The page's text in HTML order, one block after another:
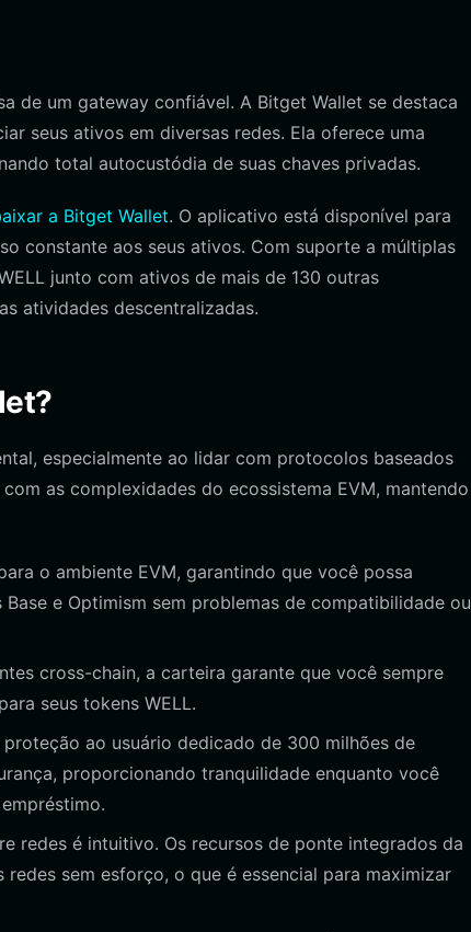
de um gateway confiável. A Bitget Wallet se destaca
seus ativos em diversas redes. Ela oferece uma
total autocustódia de suas chaves privadas.
a Bitget Wallet. O aplicativo está disponível para
constante aos seus ativos. Com suporte a múltiplas
junto com ativos de mais de 130 outras
atividades descentralizadas.
especialmente ao lidar com protocolos baseados
as complexidades do ecossistema EVM, mantendo
o ambiente EVM, garantindo que você possa
e Optimism sem problemas de compatibilidade ou
cross-chain, a carteira garante que você sempre
seus tokens WELL.
ao usuário dedicado de 300 milhões de
proporcionando tranquilidade enquanto você
redes é intuitivo. Os recursos de ponte integrados da
sem esforço, o que é essencial para maximizar